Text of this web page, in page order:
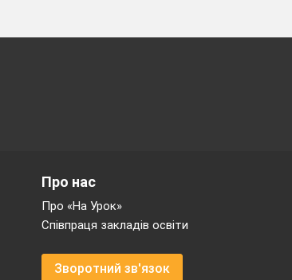
Про нас
Про «На Урок»
Співпраця закладів освіти
Зворотний зв'язок